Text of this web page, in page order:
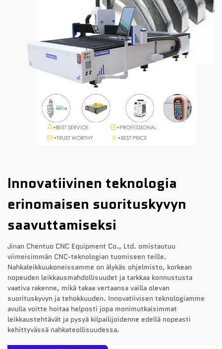
Innovatiivinen teknologia
erinomaisen suorituskyvyn
saavuttamiseksi
Jinan Chentuo CNC Equipment Co., Ltd. omistautuu
viimeisimmän CNC-teknologian tuomiseen teille.
Nahkaleikkuukoneissamme on älykäs ohjelmisto, korkean
nopeuden leikkausmahdollisuudet ja tarkkaa konnustusta
vaativa rakenne, mikä takaa vertaansa vailla olevan
suorituskyvyn ja tehokkuuden. Innovatiivisen teknologiamme
avulla voitte hoitaa helposti jopa monimutkaisimmat
leikkaustehtävät ja pysyä kilpailijoidenne edellä nopeasti
kehittyvässä nahkateollisuudessa.